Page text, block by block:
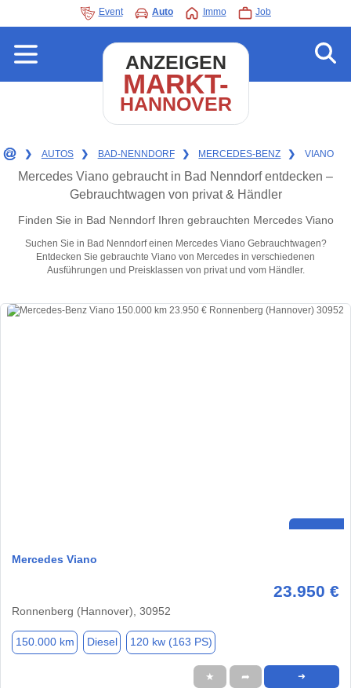
Event Auto Immo Job
ANZEIGEN
MARKT-
HANNOVER
❯ AUTOS ❯ BAD-NENNDORF ❯ MERCEDES-BENZ ❯ VIANO
Mercedes Viano gebraucht in Bad Nenndorf entdecken –
Gebrauchtwagen von privat & Händler
Finden Sie in Bad Nenndorf Ihren gebrauchten Mercedes Viano
Suchen Sie in Bad Nenndorf einen Mercedes Viano Gebrauchtwagen?
Entdecken Sie gebrauchte Viano von Mercedes in verschiedenen
Ausführungen und Preisklassen von privat und vom Händler.
Mercedes Viano
23.950 €
Ronnenberg (Hannover), 30952
150.000 km Diesel 120 kw (163 PS)
★ ➦ ➜